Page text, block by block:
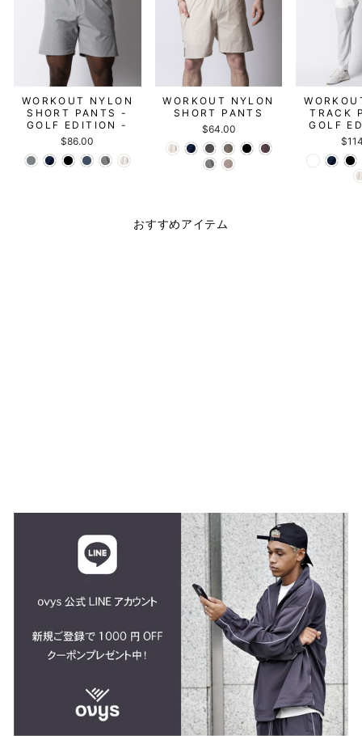
WORKOUT NYLON
SHORT PANTS -
GOLF EDITION -
$86.00
WORKOUT NYLON
SHORT PANTS
$64.00
TRACK
GOLF
おすすめアイテム